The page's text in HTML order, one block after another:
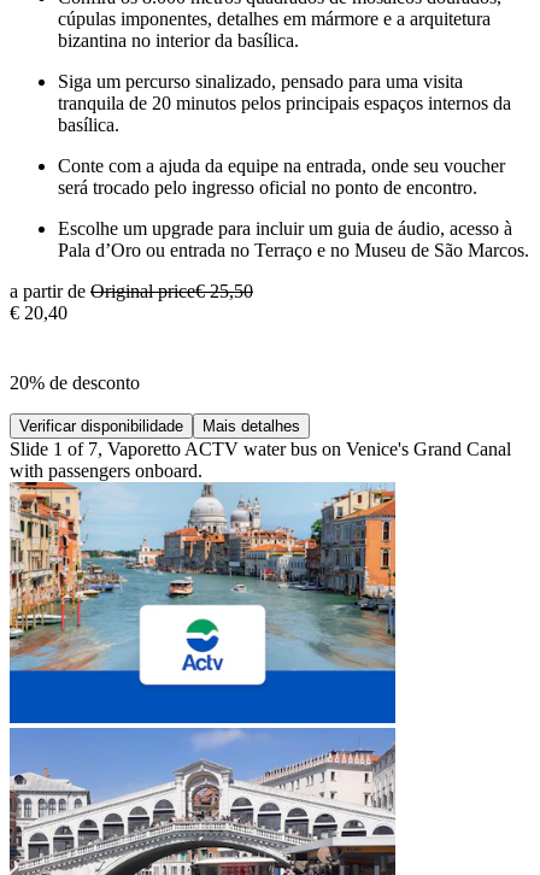
cúpulas imponentes, detalhes em mármore e a arquitetura
bizantina no interior da basílica.
Siga um percurso sinalizado, pensado para uma visita
tranquila de 20 minutos pelos principais espaços internos da
basílica.
Conte com a ajuda da equipe na entrada, onde seu voucher
será trocado pelo ingresso oficial no ponto de encontro.
Escolhe um upgrade para incluir um guia de áudio, acesso à
Pala d’Oro ou entrada no Terraço e no Museu de São Marcos.
a partir de Original price€ 25,50
€ 20,40
20% de desconto
Verificar disponibilidade Mais detalhes
Slide 1 of 7, Vaporetto ACTV water bus on Venice's Grand Canal
with passengers onboard.